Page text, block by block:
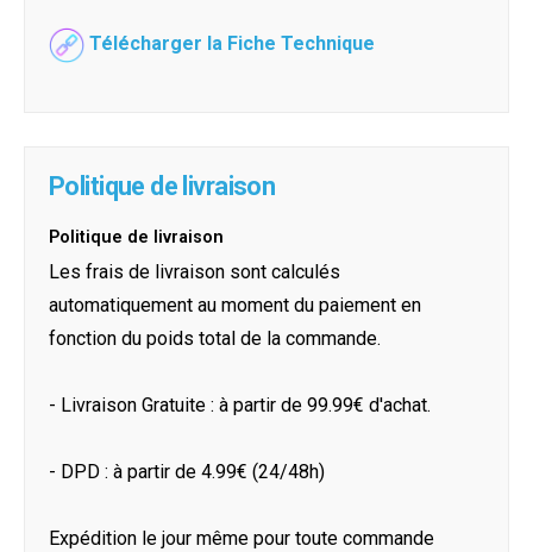
Télécharger la Fiche Technique
Politique de livraison
Politique de livraison
Les frais de livraison sont calculés
automatiquement au moment du paiement en
fonction du poids total de la commande.
- Livraison Gratuite : à partir de 99.99€ d'achat.
- DPD : à partir de 4.99€ (24/48h)
Expédition le jour même pour toute commande